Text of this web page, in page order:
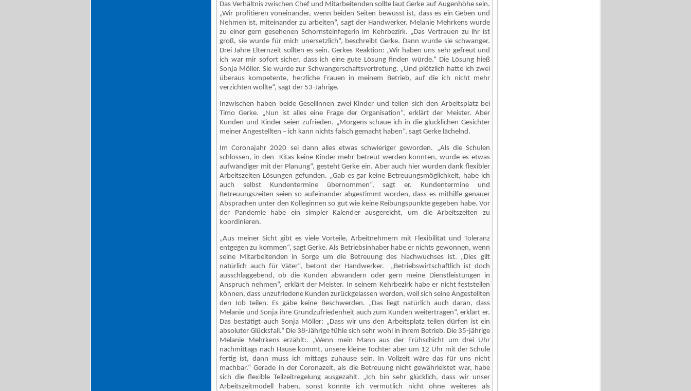
Das Verhältnis zwischen Chef und Mitarbeitenden sollte laut Gerke auf Augenhöhe sein.
„Wir profitieren voneinander, wenn beiden Seiten bewusst ist, dass es ein Geben und
Nehmen ist, miteinander zu arbeiten“, sagt der Handwerker. Melanie Mehrkens wurde
zu einer gern gesehenen Schornsteinfegerin im Kehrbezirk. „Das Vertrauen zu ihr ist
groß, sie wurde für mich unersetzlich“, beschreibt Gerke. Dann wurde sie schwanger.
Drei Jahre Elternzeit sollten es sein. Gerkes Reaktion: „Wir haben uns sehr gefreut und
ich war mir sofort sicher, dass ich eine gute Lösung finden würde.“ Die Lösung hieß
Sonja Möller. Sie wurde zur Schwangerschaftsvertretung. „Und plötzlich hatte ich zwei
überaus kompetente, herzliche Frauen in meinem Betrieb, auf die ich nicht mehr
verzichten wollte“, sagt der 53-Jährige.
Inzwischen haben beide Gesellinnen zwei Kinder und teilen sich den Arbeitsplatz bei
Timo Gerke. „Nun ist alles eine Frage der Organisation“, erklärt der Meister. Aber
Kunden und Kinder seien zufrieden. „Morgens schaue ich in die glücklichen Gesichter
meiner Angestellten – ich kann nichts falsch gemacht haben“, sagt Gerke lächelnd.
Im Coronajahr 2020 sei dann alles etwas schwieriger geworden. „Als die Schulen
schlossen, in den Kitas keine Kinder mehr betreut werden konnten, wurde es etwas
aufwändiger mit der Planung“, gesteht Gerke ein. Aber auch hier wurden dank flexibler
Arbeitszeiten Lösungen gefunden. „Gab es gar keine Betreuungsmöglichkeit, habe ich
auch selbst Kundentermine übernommen“, sagt er. Kundentermine und
Betreuungszeiten seien so aufeinander abgestimmt worden, dass es mithilfe genauer
Absprachen unter den Kolleginnen so gut wie keine Reibungspunkte gegeben habe. Vor
der Pandemie habe ein simpler Kalender ausgereicht, um die Arbeitszeiten zu
koordinieren.
„Aus meiner Sicht gibt es viele Vorteile, Arbeitnehmern mit Flexibilität und Toleranz
entgegen zu kommen“, sagt Gerke. Als Betriebsinhaber habe er nichts gewonnen, wenn
seine Mitarbeitenden in Sorge um die Betreuung des Nachwuchses ist. „Dies gilt
natürlich auch für Väter“, betont der Handwerker. „Betriebswirtschaftlich ist doch
ausschlaggebend, ob die Kunden abwandern oder gern meine Dienstleistungen in
Anspruch nehmen“, erklärt der Meister. In seinem Kehrbezirk habe er nicht feststellen
können, dass unzufriedene Kunden zurückgelassen werden, weil sich seine Angestellten
den Job teilen. Es gäbe keine Beschwerden. „Das liegt natürlich auch daran, dass
Melanie und Sonja ihre Grundzufriedenheit auch zum Kunden weitertragen“, erklärt er.
Das bestätigt auch Sonja Möller: „Dass wir uns den Arbeitsplatz teilen dürfen ist ein
absoluter Glücksfall.“ Die 38-Jährige fühle sich sehr wohl in ihrem Betrieb. Die 35-jährige
Melanie Mehrkens erzählt:. „Wenn mein Mann aus der Frühschicht um drei Uhr
nachmittags nach Hause kommt, unsere kleine Tochter aber um 12 Uhr mit der Schule
fertig ist, dann muss ich mittags zuhause sein. In Vollzeit wäre das für uns nicht
machbar.“ Gerade in der Coronazeit, als die Betreuung nicht gewährleistet war, habe
sich die flexible Teilzeitregelung ausgezahlt. „Ich bin sehr glücklich, dass wir unser
Arbeitszeitmodell haben, sonst könnte ich vermutlich nicht ohne weiteres als